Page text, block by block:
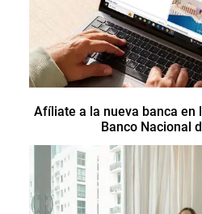
Afíliate a la nueva banca en
Banco Nacional